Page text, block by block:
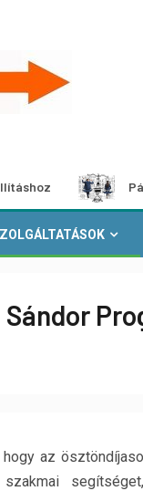
Pályázat a
az